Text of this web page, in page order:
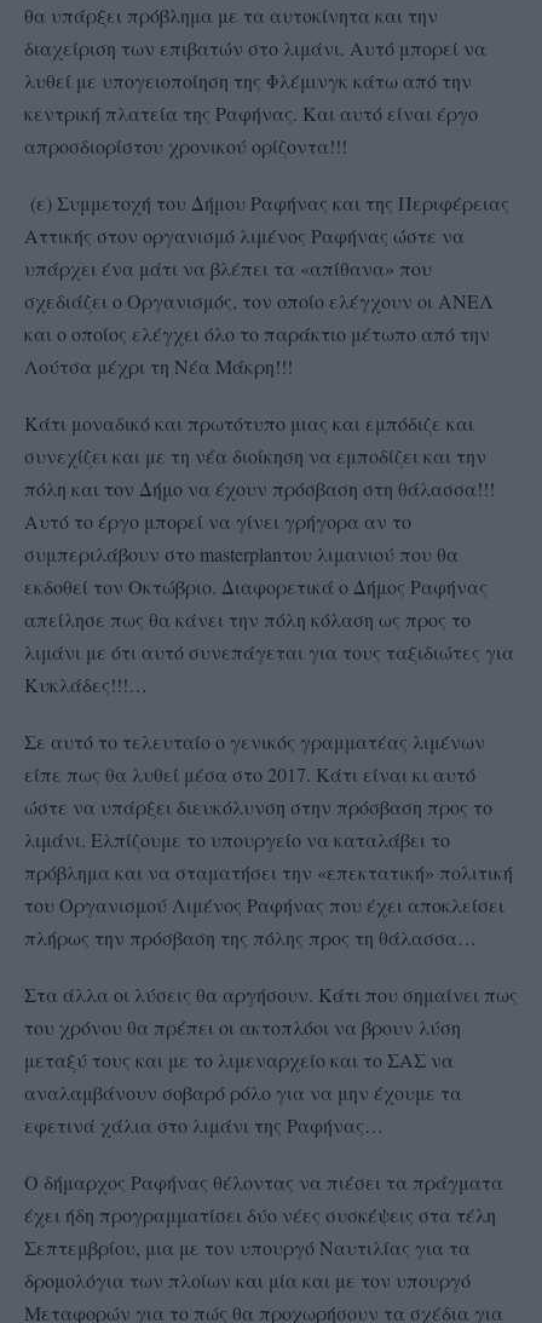
θα υπάρξει πρόβλημα με τα αυτοκίνητα και την
διαχείριση των επιβατών στο λιμάνι. Αυτό μπορεί να
λυθεί με υπογειοποίηση της Φλέμινγκ κάτω από την
κεντρική πλατεία της Ραφήνας. Και αυτό είναι έργο
απροσδιορίστου χρονικού ορίζοντα!!!
(ε) Συμμετοχή του Δήμου Ραφήνας και της Περιφέρειας
Αττικής στον οργανισμό λιμένος Ραφήνας ώστε να
υπάρχει ένα μάτι να βλέπει τα «απίθανα» που
σχεδιάζει ο Οργανισμός, τον οποίο ελέγχουν οι ΑΝΕΛ
και ο οποίος ελέγχει όλο το παράκτιο μέτωπο από την
Λούτσα μέχρι τη Νέα Μάκρη!!!
Κάτι μοναδικό και πρωτότυπο μιας και εμπόδιζε και
συνεχίζει και με τη νέα διοίκηση να εμποδίζει και την
πόλη και τον Δήμο να έχουν πρόσβαση στη θάλασσα!!!
Αυτό το έργο μπορεί να γίνει γρήγορα αν το
συμπεριλάβουν στο masterplanτου λιμανιού που θα
εκδοθεί τον Οκτώβριο. Διαφορετικά ο Δήμος Ραφήνας
απείλησε πως θα κάνει την πόλη κόλαση ως προς το
λιμάνι με ότι αυτό συνεπάγεται για τους ταξιδιώτες για
Κυκλάδες!!!…
Σε αυτό το τελευταίο ο γενικός γραμματέας λιμένων
είπε πως θα λυθεί μέσα στο 2017. Κάτι είναι κι αυτό
ώστε να υπάρξει διευκόλυνση στην πρόσβαση προς το
λιμάνι. Ελπίζουμε το υπουργείο να καταλάβει το
πρόβλημα και να σταματήσει την «επεκτατική» πολιτική
του Οργανισμού Λιμένος Ραφήνας που έχει αποκλείσει
πλήρως την πρόσβαση της πόλης προς τη θάλασσα…
Στα άλλα οι λύσεις θα αργήσουν. Κάτι που σημαίνει πως
του χρόνου θα πρέπει οι ακτοπλόοι να βρουν λύση
μεταξύ τους και με το λιμεναρχείο και το ΣΑΣ να
αναλαμβάνουν σοβαρό ρόλο για να μην έχουμε τα
εφετινά χάλια στο λιμάνι της Ραφήνας…
Ο δήμαρχος Ραφήνας θέλοντας να πιέσει τα πράγματα
έχει ήδη προγραμματίσει δύο νέες συσκέψεις στα τέλη
Σεπτεμβρίου, μια με τον υπουργό Ναυτιλίας για τα
δρομολόγια των πλοίων και μία και με τον υπουργό
Μεταφορών για το πώς θα προχωρήσουν τα σχέδια για